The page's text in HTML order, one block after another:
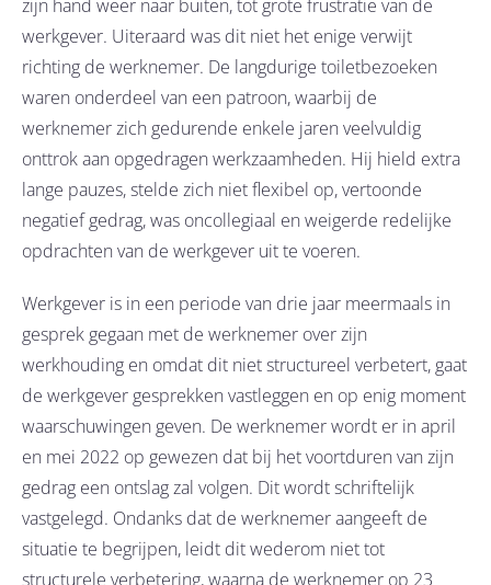
zijn hand weer naar buiten, tot grote frustratie van de
werkgever. Uiteraard was dit niet het enige verwijt
richting de werknemer. De langdurige toiletbezoeken
waren onderdeel van een patroon, waarbij de
werknemer zich gedurende enkele jaren veelvuldig
onttrok aan opgedragen werkzaamheden. Hij hield extra
lange pauzes, stelde zich niet flexibel op, vertoonde
negatief gedrag, was oncollegiaal en weigerde redelijke
opdrachten van de werkgever uit te voeren.
Werkgever is in een periode van drie jaar meermaals in
gesprek gegaan met de werknemer over zijn
werkhouding en omdat dit niet structureel verbetert, gaat
de werkgever gesprekken vastleggen en op enig moment
waarschuwingen geven. De werknemer wordt er in april
en mei 2022 op gewezen dat bij het voortduren van zijn
gedrag een ontslag zal volgen. Dit wordt schriftelijk
vastgelegd. Ondanks dat de werknemer aangeeft de
situatie te begrijpen, leidt dit wederom niet tot
structurele verbetering, waarna de werknemer op 23